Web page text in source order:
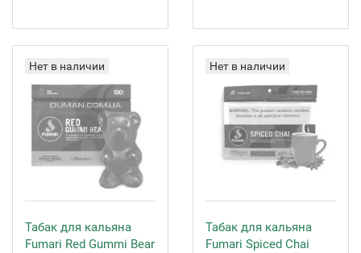
Нет в наличии
Табак для кальяна
Fumari Red Gummi Bear
Нет в наличии
Табак для кальяна
Fumari Spiced Chai